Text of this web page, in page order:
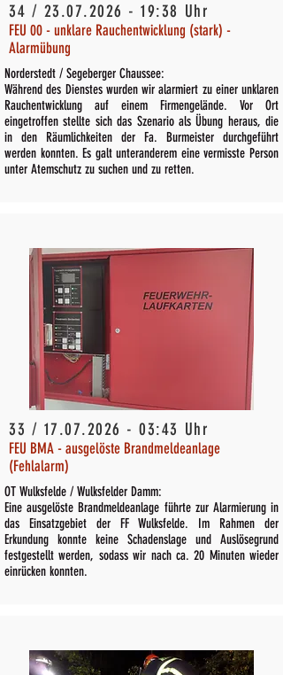
34 / 23.07.2026 - 19:38 Uhr
FEU 00 - unklare Rauchentwicklung (stark) -
Alarmübung
Norderstedt / Segeberger Chaussee:
Während des Dienstes wurden wir alarmiert zu einer unklaren
Rauchentwicklung auf einem Firmengelände. Vor Ort
eingetroffen stellte sich das Szenario als Übung heraus, die
in den Räumlichkeiten der Fa. Burmeister durchgeführt
werden konnten. Es galt unteranderem eine vermisste Person
unter Atemschutz zu suchen und zu retten.
33 / 17.07.2026 - 03:43 Uhr
FEU BMA - ausgelöste Brandmeldeanlage
(Fehlalarm)
OT Wulksfelde / Wulksfelder Damm:
Eine ausgelöste Brandmeldeanlage führte zur Alarmierung in
das Einsatzgebiet der FF Wulksfelde. Im Rahmen der
Erkundung konnte keine Schadenslage und Auslösegrund
festgestellt werden, sodass wir nach ca. 20 Minuten wieder
einrücken konnten.